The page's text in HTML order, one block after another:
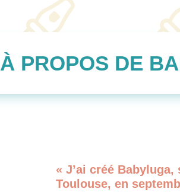
À PROPOS DE
« J’ai créé
Toulouse, en